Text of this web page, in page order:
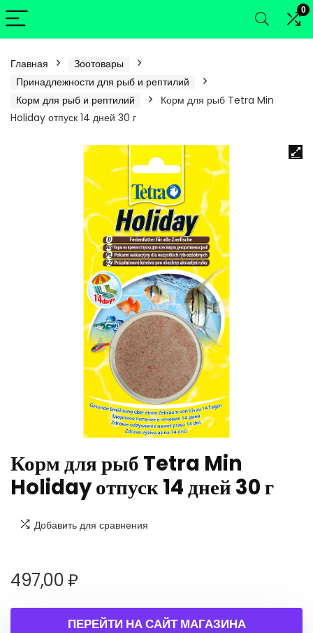
0
Главная
Зоотовары
Принадлежности для рыб и рептилий
Корм для рыб и рептилий
Корм для рыб Tetra Min
Holiday отпуск 14 дней 30 г
Корм для рыб Tetra Min
Holiday отпуск 14 дней 30 г
Добавить для сравнения
497,00₽
ПЕРЕЙТИ НА САЙТ МАГАЗИНА